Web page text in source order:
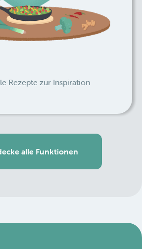
Rezepte zur Inspiration
alle Funktionen